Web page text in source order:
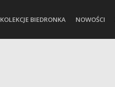
KOLEKCJE BIEDRONKA NOWOŚCI